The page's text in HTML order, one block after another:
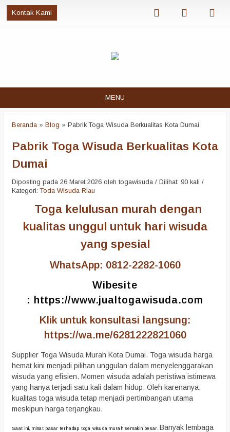
Kontak Kami
MENU
Beranda » Blog » Pabrik Toga Wisuda Berkualitas Kota Dumai
Pabrik Toga Wisuda Berkualitas Kota
Dumai
Diposting pada 26 Maret 2026 oleh togawisuda / Dilihat: 90 kali /
Kategori:Toda Wisuda Riau
Toga kelulusan murah dengan
kualitas unggul untuk hari wisuda
yang spesial
WhatsApp: 0812-2282-1060
Wibesite
: https://www.jualtogawisuda.com
Klik untuk konsultasi langsung:
https://wa.me/6281222821060
Supplier Toga Wisuda Murah Kota Dumai. Toga wisuda harga
hemat kini menjadi pilihan unggulan dalam menyelenggarakan
wisuda yang efisien. Momen wisuda adalah peristiwa istimewa
yang hanya terjadi satu kali dalam hidup. Oleh karenanya,
kualitas toga wisuda tetap menjadi pertimbangan utama
meskipun harga terjangkau.
Saat ini, minat pasar terhadap toga wisuda murah semakin besar. Banyak lembaga